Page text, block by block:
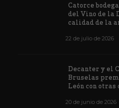
Catorce
del Vino de la
calidad de la
22 de julio de 2026
Decanter y el
Bruselas
León con
20 de junio de 2026